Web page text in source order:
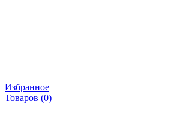
Избранное
Товаров (0)